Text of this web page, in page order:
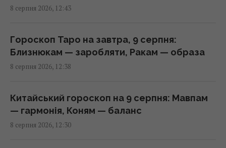
господині розповіли, для чого це потрібно
13:00 субота, 08 серпня 2026
названо найпопулярнішого автовиробника
у світі
12:51 субота, 08 серпня 2026
8 серпня 2026, 12:43
Гороскоп Таро на завтра, 9 серпня:
Близнюкам — заробляти, Ракам — образа
8 серпня 2026, 12:38
Китайський гороскоп на 9 серпня: Мавпам
— гармонія, Коням — баланс
8 серпня 2026, 12:30